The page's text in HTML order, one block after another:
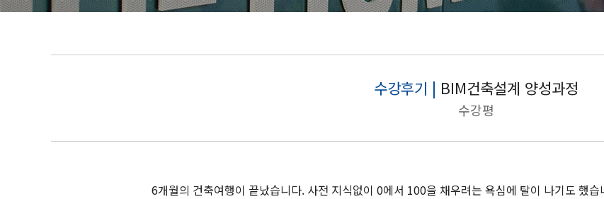
수강후기 | BIM건축설계 양성과정
수강평
6개월의 건축여행이 끝났습니다. 사전 지식없이 0에서 100을 채우려는 욕심에 탈이 나기도 했